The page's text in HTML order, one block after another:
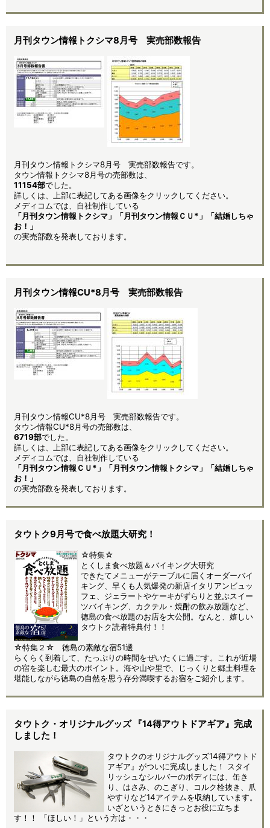
月刊タウン情報トクシマ8月号 実売部数報告
月刊タウン情報トクシマ8月号 実売部数報告です。
タウン情報トクシマ8月号の売部数は、
11154部でした。
詳しくは、上部に表記してある画像をクリックしてください。
メディコムでは、自社制作している
「月刊タウン情報トクシマ」「月刊タウン情報ＣＵ*」「結婚しちゃ
お！」
の実売部数を発表しております。
月刊タウン情報CU*8月号 実売部数報告
月刊タウン情報CU*8月号 実売部数報告です。
タウン情報CU*8月号の売部数は、
6719部でした。
詳しくは、上部に表記してある画像をクリックしてください。
メディコムでは、自社制作している
「月刊タウン情報ＣＵ*」「月刊タウン情報トクシマ」「結婚しちゃ
お！」
の実売部数を発表しております。
タウトク9月号で食べ放題大研究！
☆特集☆
とくしま食べ放題＆バイキング大研究
できたてメニューがテーブルに届くオーダーバイ
キング、早くも人気爆発の新店イタリアンビュッ
フェ、ジェラートやケーキがずらりと並ぶスイー
ツバイキング、カクテル・焼酎の飲み放題など、
徳島の食べ放題のお店を大公開。なんと、嬉しい
タウトク読者特典付！！
☆特集２☆ 徳島の素敵な宿51選
らくらく到着して、たっぷりの時間をぜいたくに過ごす。これが近場
の宿を楽しむ最大のポイント。海や山や里で、じっくりと郷土料理を
堪能しながら徳島の自然を思う存分満喫するお宿をご紹介します。
タウトク・オリジナルグッズ 『14得アウトドアギア』完成
しました！
タウトクのオリジナルグッズ14得アウトド
アギア』がついに完成しました！ スタイ
リッシュなシルバーのボディには、缶き
り、はさみ、のこぎり、コルク栓抜き、爪
やすりなど14アイテムを収納しています。
いざというときにきっとお役に立ちま
す！！ 「ほしい！」という方は・・・